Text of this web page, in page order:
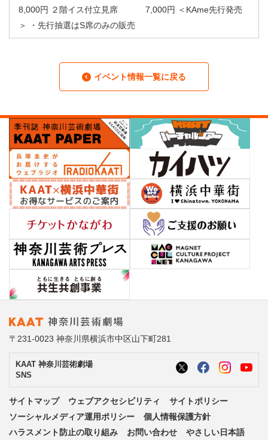
8,000円 ２階イス付立見席 7,000円 ＜KAme先行発売
＞ ・先行抽選はS席のみの販売
イベント情報一覧に戻る
〒231-0023 神奈川県横浜市中区山下町281
KAAT 神奈川芸術劇場
SNS
サイトマップ ウェブアクセシビリティ
サイトポリシー
ソーシャルメディア運用ポリシー
個人情報保護方針
ハラスメント防止の取り組み
お問い合わせ やさしい日本語